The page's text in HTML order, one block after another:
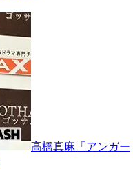
高橋真麻「アンガー